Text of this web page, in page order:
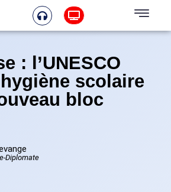
: l’UNESCO
scolaire
bloc
Diplomate